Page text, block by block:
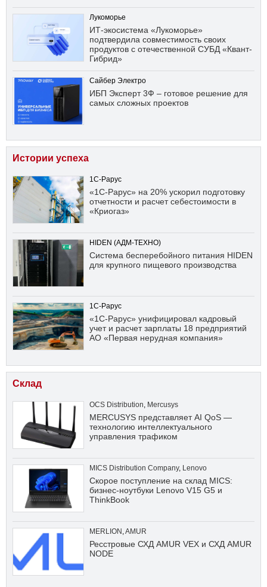
Лукоморье
ИТ-экосистема «Лукоморье»
подтвердила совместимость своих
продуктов с отечественной СУБД «Квант-
Гибрид»
Сайбер Электро
ИБП Эксперт 3Ф – готовое решение для
самых сложных проектов
Истории успеха
1С-Рарус
«1С-Рарус» на 20% ускорил подготовку
отчетности и расчет себестоимости в
«Криогаз»
HIDEN (АДМ-ТЕХНО)
Система бесперебойного питания HIDEN
для крупного пищевого производства
1С-Рарус
«1С-Рарус» унифицировал кадровый
учет и расчет зарплаты 18 предприятий
АО «Первая нерудная компания»
Склад
OCS Distribution Mercusys
MERCUSYS представляет AI QoS —
технологию интеллектуального
управления трафиком
MICS Distribution Company, Lenovo
Скорое поступление на склад MICS:
бизнес-ноутбуки Lenovo V15 G5 и
ThinkBook
MERLION AMUR
Ресстровые СХД AMUR VEX и СХД AMUR
NODE